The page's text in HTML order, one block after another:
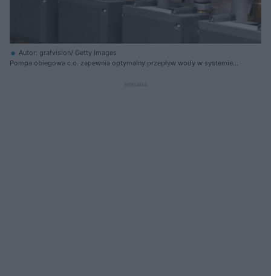
Autor: grafvision/ Getty Images
Pompa obiegowa c.o. zapewnia optymalny przepływ wody w systemie
modele mogą automatycznie dostosowywać moc do aktualnych potrzeb